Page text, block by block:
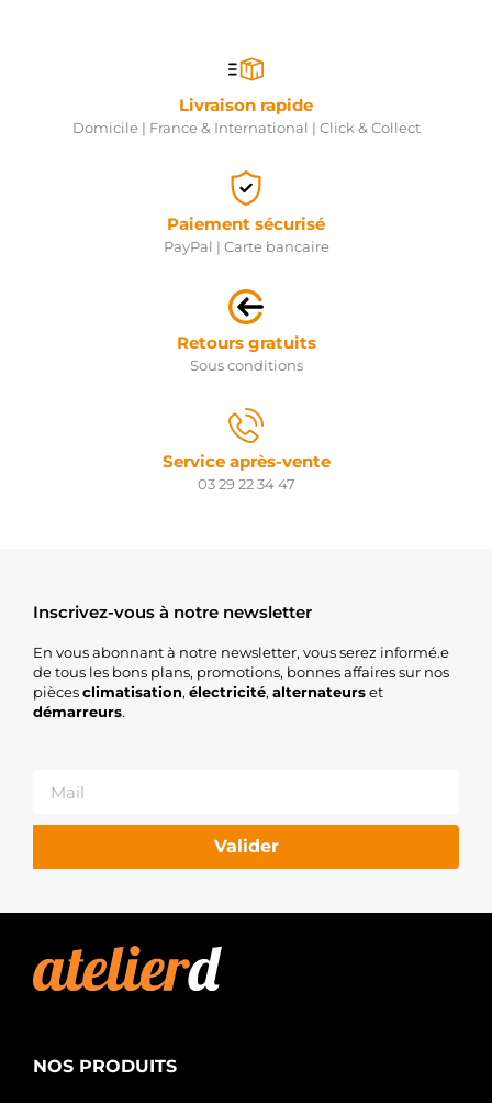
Livraison rapide
Domicile | France & International | Click & Collect
Paiement sécurisé
PayPal | Carte bancaire
Retours gratuits
Sous conditions
Service après-vente
03 29 22 34 47
Inscrivez-vous à notre newsletter
En vous abonnant à notre newsletter, vous serez informé.e
de tous les bons plans, promotions, bonnes affaires sur nos
piècesclimatisation, électricité, alternateurset
démarreurs.
Valider
NOS PRODUITS